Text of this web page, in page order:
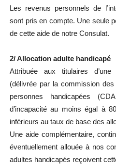
Les revenus personnels de
sont pris en compte. Une seule
de cette aide de notre Consulat.
2/ Allocation adulte handicapé
Attribuée aux titulaires d’une
(délivrée par la commission
personnes handicapées
d’incapacité au moins égal à
inférieurs au taux de base des
Une aide complémentaire,
éventuellement allouée à nos
adultes handicapés reçoivent